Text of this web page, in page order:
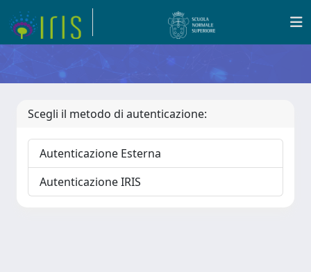
Scegli il metodo di autenticazione:
Autenticazione Esterna
Autenticazione IRIS